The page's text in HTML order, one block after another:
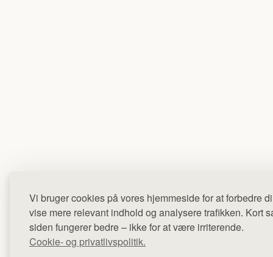
Vi bruger cookies på vores hjemmeside for at forbedre
vise mere relevant indhold og analysere trafikken. Kort
siden fungerer bedre – ikke for at være irriterende.
Cookie- og privatlivspolitik.